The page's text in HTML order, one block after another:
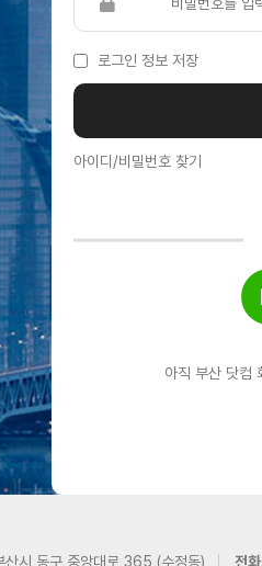
로그인 정보 저장
아이디/비밀번호 찾기
아직 부산 닷컴
시 동구 중앙대로 365 (수정동) 전